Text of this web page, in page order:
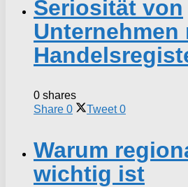
Seriosität von
Unternehmen
0 shares
Share 0 Tweet 0
Warum
wichtig ist